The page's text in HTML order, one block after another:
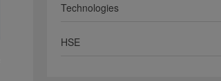
Technologies
HSE